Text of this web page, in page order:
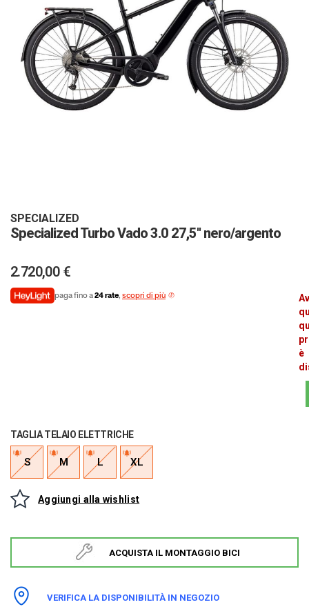
SPECIALIZED
Specialized Turbo Vado 3.0 27,5'' nero/argento
2.720,00 €
paga fino a24 rate, scopri di più
è
TAGLIA TELAIO ELETTRICHE
S M L XL
Aggiungi alla wishlist
ACQUISTA IL MONTAGGIO BICI
VERIFICA LA DISPONIBILITÀ IN NEGOZIO
galleria
di